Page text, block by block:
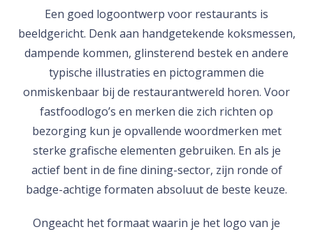
Een goed logoontwerp voor restaurants is
beeldgericht. Denk aan handgetekende koksmessen,
dampende kommen, glinsterend bestek en andere
typische illustraties en pictogrammen die
onmiskenbaar bij de restaurantwereld horen. Voor
fastfoodlogo’s en merken die zich richten op
bezorging kun je opvallende woordmerken met
sterke grafische elementen gebruiken. En als je
actief bent in de fine dining-sector, zijn ronde of
badge-achtige formaten absoluut de beste keuze.
Ongeacht het formaat waarin je het logo van je